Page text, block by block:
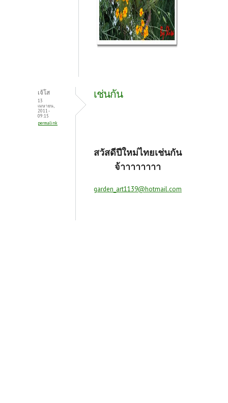
เจ้โส
13
เมษายน,
2011 -
09:15
permalink
เช่นกัน
สวัสดีปีใหม่ไทยเช่นกัน
จ้าาาาาาาา
garden_art1139@hotmail.com